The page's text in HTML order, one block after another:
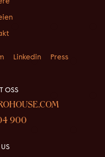
Linkedin Press
OSS
900